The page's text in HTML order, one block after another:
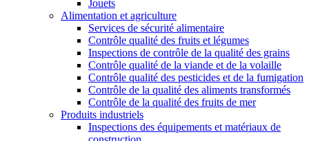
Jouets
Alimentation et agriculture
Services de sécurité alimentaire
Contrôle qualité des fruits et légumes
Inspections de contrôle de la qualité des grains
Contrôle qualité de la viande et de la volaille
Contrôle qualité des pesticides et de la fumigation
Contrôle de la qualité des aliments transformés
Contrôle de la qualité des fruits de mer
Produits industriels
Inspections des équipements et matériaux de